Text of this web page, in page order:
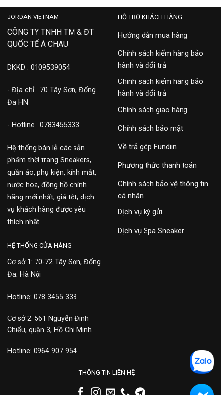
JORDAN VIETNAM
CÔNG TY TNHH TM & ĐT
QUỐC TẾ Á CHÂU
DKKD : 0109539054
- Địa chỉ : 70 Tây Sơn, Đống
Đa HN
- Hotline : 0783455333
Hệ thống bán lẻ các sản
phẩm thời trang Sneakers,
quần áo, phụ kiện, kính mắt,
nước hoa, đồng hồ chính
hãng mới nhất, giá tốt, dịch
vụ khách hàng được yêu
thích nhất.
HỖ TRỢ KHÁCH HÀNG
Hướng dẫn mua hàng
Chính sách kiểm hàng bảo
hành và đổi trả
Chính sách kiểm hàng bảo
hành và đổi trả
Chính sách giao hàng
Chính sách bảo mật
Về trả góp Fundiin
Phương thức thanh toán
Chính sách bảo vệ thông tin
cá nhân
Dịch vụ ký gửi
Dịch vụ Spa Sneaker
HỆ THỐNG CỬA HÀNG
Cơ sở 1: 70-72 Tây Sơn, Đống
Đa, Hà Nội
Hotline: 078 3455 333
Cơ sở 2: 561 Nguyễn Đình
Chiểu, quận 3, Hồ Chí Minh
Hotline: 0964 907 954
THÔNG TIN LIÊN HỆ